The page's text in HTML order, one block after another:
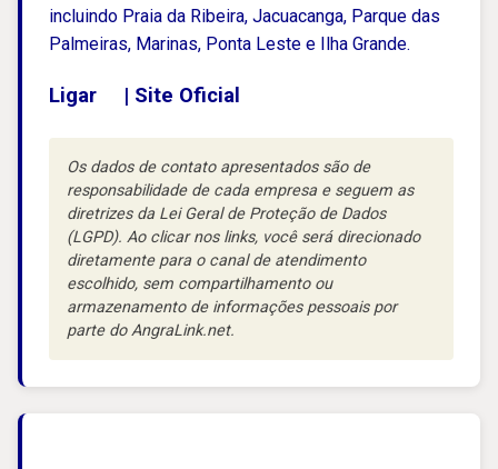
incluindo Praia da Ribeira, Jacuacanga, Parque das
Palmeiras, Marinas, Ponta Leste e Ilha Grande.
Ligar | Site Oficial
Os dados de contato apresentados são de
responsabilidade de cada empresa e seguem as
diretrizes da Lei Geral de Proteção de Dados
(LGPD). Ao clicar nos links, você será direcionado
diretamente para o canal de atendimento
escolhido, sem compartilhamento ou
armazenamento de informações pessoais por
parte do AngraLink.net.